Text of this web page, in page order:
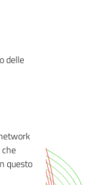
delle
questo